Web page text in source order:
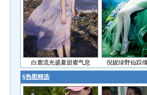
白鹿流光盛夏甜蜜气息 倪妮绿野仙踪
§热图精选